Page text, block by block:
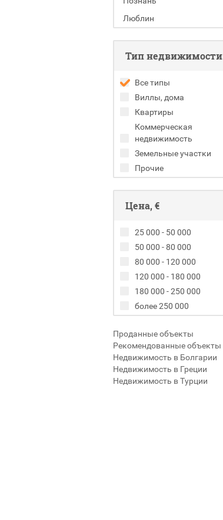
Люблин
Тип недвижимости
Все типы
Виллы, дома
Квартиры
Коммерческая
недвижимость
Земельные участки
Прочие
Цена, €
25 000 - 50 000
50 000 - 80 000
80 000 - 120 000
120 000 - 180 000
180 000 - 250 000
более 250 000
Проданные объекты
Рекомендованные объекты
Недвижимость в Болгарии
Недвижимость в Греции
Недвижимость в Турции